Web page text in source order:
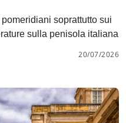
soprattutto sui
sulla penisola italiana
20/07/2026